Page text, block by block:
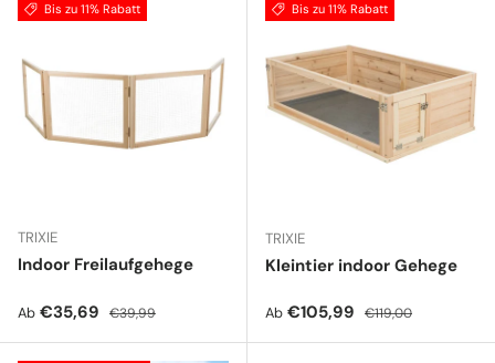
Bis zu 11% Rabatt
TRIXIE
Indoor Freilaufgehege
Verkaufspreis
Ab €35,69 Normaler Preis
€39,99
Bis zu 11% Rabatt
TRIXIE
Kleintier indoor Gehege
Verkaufspreis
Ab €105,99 Normaler Preis
€119,00